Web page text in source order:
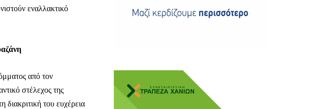
σας | Κάντε μια δωρεά
εναλλακτικό
από τον
στέλεχος της
του ευχέρεια